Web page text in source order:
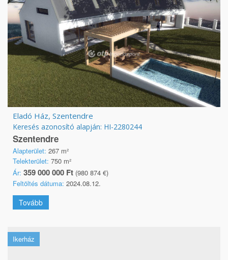
Eladó Ház, Szentendre
Keresés azonosító alapján: HI-2280244
Szentendre
Alapterület: 267 m²
Telekterület: 750 m²
Ár: 359 000 000 Ft (980 874 €)
Feltöltés dátuma: 2024.08.12.
Tovább
Ikerház